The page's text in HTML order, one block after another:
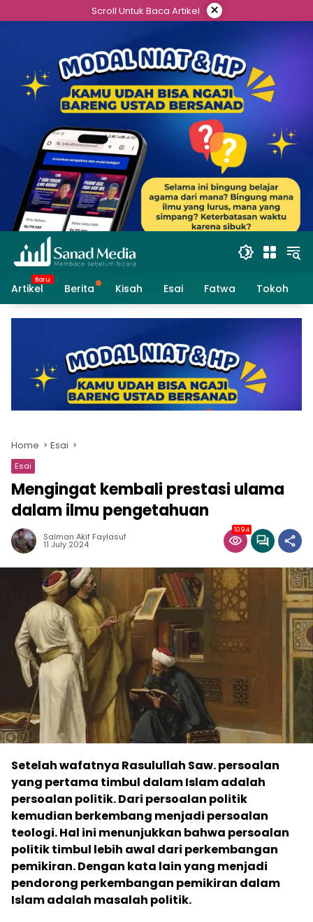
to
Scroll Untuk Baca Artikel ×
Artikel Berita Kisah Esai Fatwa Tokoh
Home Esai
Esai
Mengingat kembali prestasi ulama
dalam ilmu pengetahuan
Salman Akif Faylasuf
11 July 2024
1094
Setelah wafatnya Rasulullah Saw. persoalan
yang pertama timbul dalam Islam adalah
persoalan politik. Dari persoalan politik
kemudian berkembang menjadi persoalan
teologi. Hal ini menunjukkan bahwa persoalan
politik timbul lebih awal dari perkembangan
pemikiran. Dengan kata lain yang menjadi
pendorong perkembangan pemikiran dalam
Islam adalah masalah politik.